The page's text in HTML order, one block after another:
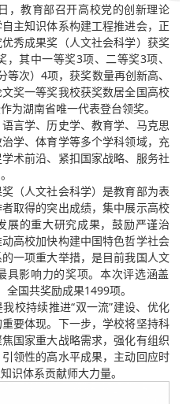
，教育部召开高校党的创新理论
主知识体系构建工程推进会，正
秀成果奖（人文社会科学）获奖
其中一等奖3项、二等奖3项、
次）4项，获奖数量再创新高、
奖一等奖我校获奖数居全国高校
为湖南省唯一代表登台领奖。
言学、历史学、教育学、马克思
学、体育学等多个学科领域，充
术前沿、紧扣国家战略、服务社
（人文社会科学）是教育部为表
取得的突出成绩，集中展示高校
展的重大研究成果，鼓励严谨治
高校加快构建中国特色哲学社会
一项重大举措，是目前我国人文
具影响力的奖项。本次评选涵盖‌
国共奖励成果1499项。
校持续推进“双一流”建设、优化
要体现。下一步，学校将坚持科
国家重大战略需求，强化有组织
领性的高水平成果，主动回应时
识体系贡献师大力量。